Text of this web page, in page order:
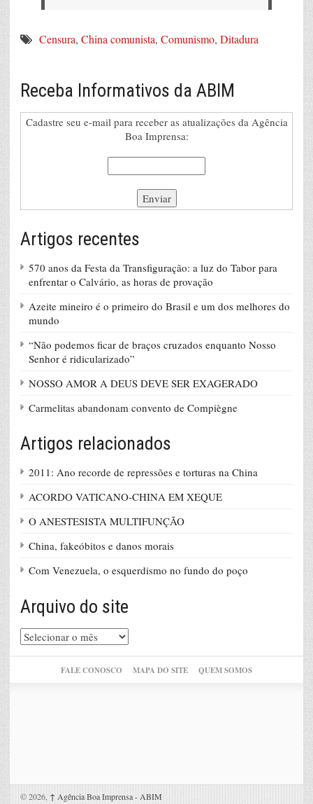
Censura, China comunista, Comunismo, Ditadura
Receba Informativos da ABIM
Cadastre seu e-mail para receber as atualizações da Agência
Boa Imprensa:
Artigos recentes
570 anos da Festa da Transfiguração: a luz do Tabor para
enfrentar o Calvário, as horas de provação
Azeite mineiro é o primeiro do Brasil e um dos melhores do
mundo
“Não podemos ficar de braços cruzados enquanto Nosso
Senhor é ridicularizado”
NOSSO AMOR A DEUS DEVE SER EXAGERADO
Carmelitas abandonam convento de Compiègne
Artigos relacionados
2011: Ano recorde de repressões e torturas na China
ACORDO VATICANO-CHINA EM XEQUE
O ANESTESISTA MULTIFUNÇÃO
China, fakeóbitos e danos morais
Com Venezuela, o esquerdismo no fundo do poço
Arquivo do site
Arquivo
do
FALE CONOSCO MAPA DO SITE QUEM SOMOS
© 2026, ↑ Agência Boa Imprensa - ABIM